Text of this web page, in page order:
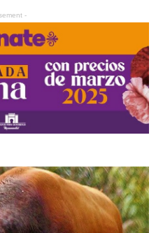
-